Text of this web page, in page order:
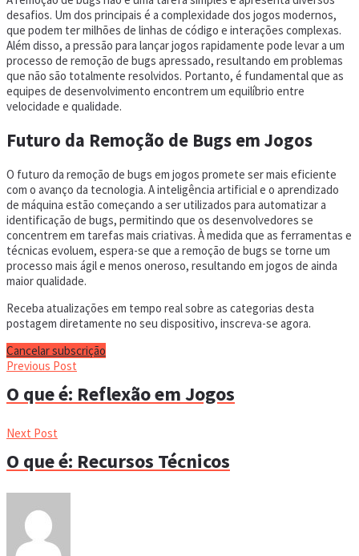
desafios. Um dos principais é a complexidade dos jogos modernos,
que podem ter milhões de linhas de código e interações complexas.
Além disso, a pressão para lançar jogos rapidamente pode levar a um
processo de remoção de bugs apressado, resultando em problemas
que não são totalmente resolvidos. Portanto, é fundamental que as
equipes de desenvolvimento encontrem um equilíbrio entre
velocidade e qualidade.
Futuro da Remoção de Bugs em Jogos
O futuro da remoção de bugs em jogos promete ser mais eficiente
com o avanço da tecnologia. A inteligência artificial e o aprendizado
de máquina estão começando a ser utilizados para automatizar a
identificação de bugs, permitindo que os desenvolvedores se
concentrem em tarefas mais criativas. À medida que as ferramentas e
técnicas evoluem, espera-se que a remoção de bugs se torne um
processo mais ágil e menos oneroso, resultando em jogos de ainda
maior qualidade.
Receba atualizações em tempo real sobre as categorias desta
postagem diretamente no seu dispositivo, inscreva-se agora.
Cancelar subscrição
Previous Post
O que é: Reflexão em Jogos
Next Post
O que é: Recursos Técnicos